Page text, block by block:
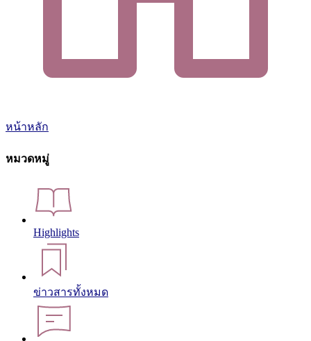
หน้าหลัก
หมวดหมู่
Highlights
ข่าวสารทั้งหมด